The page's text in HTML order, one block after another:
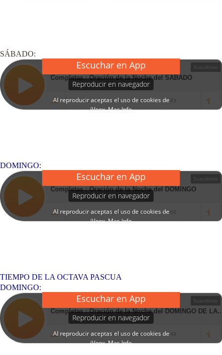
SÁBADO:
DOMINGO:
TIEMPO DE LA OCTAVA PASCUA
DOMINGO: